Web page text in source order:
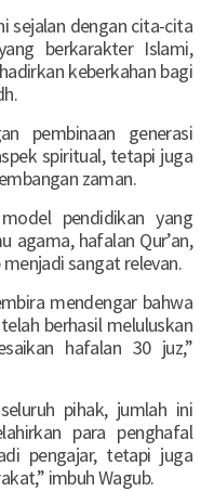
sejalan dengan cita-cita
berkarakter Islami,
keberkahan bagi
pembinaan generasi
spiritual, tetapi juga
zaman.
pendidikan yang
agama, hafalan Qur’an,
sangat relevan.
mendengar bahwa
berhasil meluluskan
hafalan 30 juz,”
pihak, jumlah ini
para penghafal
pengajar, tetapi juga
imbuh Wagub.